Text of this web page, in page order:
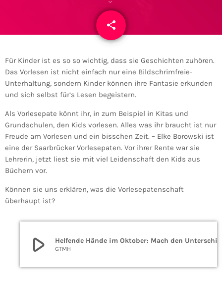
share
email
Für Kinder ist es so so wichtig, dass sie Geschichten zuhören.
Das Vorlesen ist nicht einfach nur eine Bildschrimfreie-
Unterhaltung, sondern Kinder können ihre Fantasie erkunden
und sich selbst für’s Lesen begeistern.
Als Vorlesepate könnt ihr, in zum Beispiel in Kitas und
Grundschulen, den Kids vorlesen. Alles was ihr braucht ist nur
Freude am Vorlesen und ein bisschen Zeit. – Elke Borowski ist
eine der Saarbrücker Vorlesepaten. Vor ihrer Rente war sie
Lehrerin, jetzt liest sie mit viel Leidenschaft den Kids aus
Büchern vor.
Können sie uns erklären, was die Vorlesepatenschaft
überhaupt ist?
play_arrow GTMH